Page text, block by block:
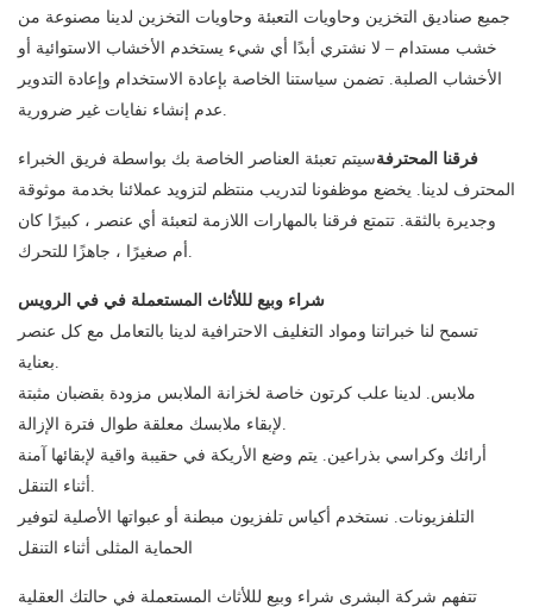
جميع صناديق التخزين وحاويات التعبئة وحاويات التخزين لدينا مصنوعة من
خشب مستدام – لا نشتري أبدًا أي شيء يستخدم الأخشاب الاستوائية أو
الأخشاب الصلبة. تضمن سياستنا الخاصة بإعادة الاستخدام وإعادة التدوير
فرقنا المحترفةسيتم تعبئة العناصر الخاصة بك بواسطة فريق الخبراء
المحترف لدينا. يخضع موظفونا لتدريب منتظم لتزويد عملائنا بخدمة موثوقة
وجديرة بالثقة. تتمتع فرقنا بالمهارات اللازمة لتعبئة أي عنصر ، كبيرًا كان
شراء وبيع لللأثاث المستعملة في في الرويس
تسمح لنا خبراتنا ومواد التغليف الاحترافية لدينا بالتعامل مع كل عنصر
ملابس. لدينا علب كرتون خاصة لخزانة الملابس مزودة بقضبان مثبتة
أرائك وكراسي بذراعين. يتم وضع الأريكة في حقيبة واقية لإبقائها آمنة
التلفزيونات. نستخدم أكياس تلفزيون مبطنة أو عبواتها الأصلية لتوفير
الحماية المثلى أثناء التنقل
تتفهم شركة البشرى شراء وبيع لللأثاث المستعملة في حالتك العقلية